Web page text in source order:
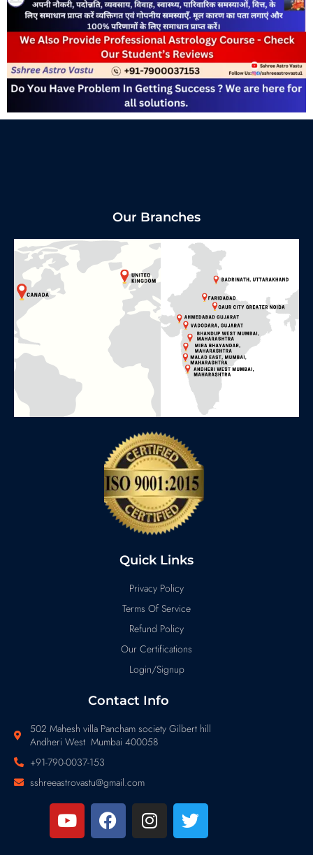
Our Branches
Quick Links
Privacy Policy
Terms Of Service
Refund Policy
Our Certifications
Login/Signup
Contact Info
502 Mahesh villa Pancham society Gilbert hill
Andheri West Mumbai 400058
+91-790-0037-153
sshreeastrovastu@gmail.com